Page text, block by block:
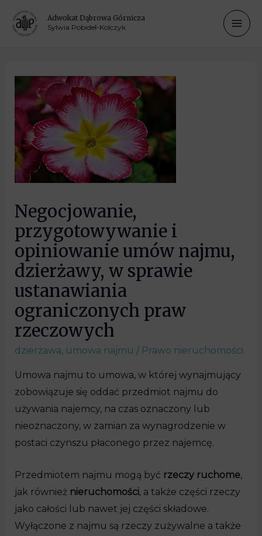
Adwokat Dąbrowa Górnicza
Sylwia Pobideł-Kolczyk
Negocjowanie,
przygotowywanie i
opiniowanie umów najmu,
dzierżawy, w sprawie
ustanawiania
ograniczonych praw
rzeczowych
dzierżawa, umowa najmu / Prawo nieruchomości
Umowa najmu to umowa, w której wynajmujący
zobowiązuje się oddać przedmiot najmu do
używania najemcy, na czas oznaczony lub
nieoznaczony, w zamian za wynagrodzenie w
postaci czynszu płaconego przez najemcę.
Przedmiotem najmu mogą być rzeczy ruchome,
jak również nieruchomości, a także części rzeczy
jako całości lub nawet jej części składowe.
Wyłączone z najmu są rzeczy zużywalne a także